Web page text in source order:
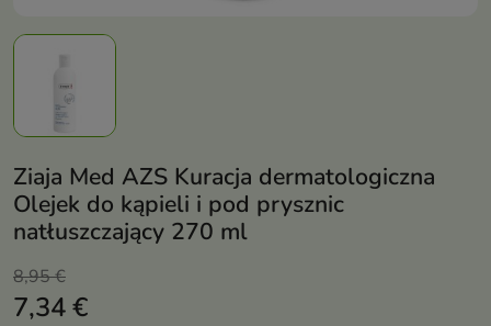
Ziaja Med AZS Kuracja dermatologiczna
Olejek do kąpieli i pod prysznic
natłuszczający 270 ml
8,95 €
7,34 €